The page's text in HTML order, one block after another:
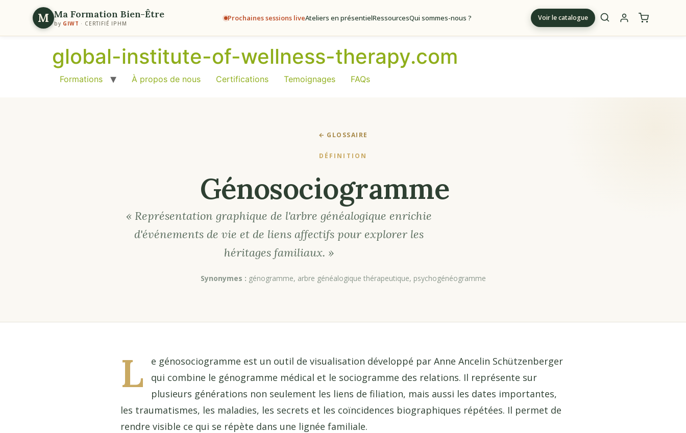
M Ma Formation Bien-Être
by GIWT · CERTIFIÉ IPHM
Prochaines sessions liveAteliers en présentielRessourcesQui sommes-nous ? Voir le catalogue
global-institute-of-wellness-therapy.com
Formations À propos de nous Certifications Temoignages FAQs
← GLOSSAIRE
DÉFINITION
Génosociogramme
« Représentation graphique de l'arbre généalogique enrichie
d'événements de vie et de liens affectifs pour explorer les
héritages familiaux. »
Synonymes : génogramme, arbre généalogique thérapeutique, psychogénéogramme
L
e génosociogramme est un outil de visualisation développé par Anne Ancelin Schützenberger
qui combine le génogramme médical et le sociogramme des relations. Il représente sur
plusieurs générations non seulement les liens de filiation, mais aussi les dates importantes,
les traumatismes, les maladies, les secrets et les coïncidences biographiques répétées. Il permet de
rendre visible ce qui se répète dans une lignée familiale.